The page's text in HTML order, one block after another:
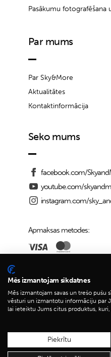
Pasākumu fotografēšana
Par mums
Par Sky&More
Aktualitātes
Kontaktinformācija
Seko mums
facebook.com/
youtube.com/
instagram.com/
Apmaksas metodes:
Piegādes iespējas:
Mēs izmantojam sīkdatnes
Mēs izmantojam savas un trešo pušu
vēsturi un izmantotu informāciju par
lai ieteiktu Jums citus produktus,
Piekrītu